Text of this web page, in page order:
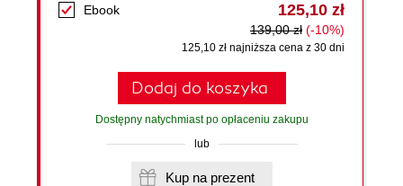
Ebook 125,10 zł
139,00 zł (-10%)
125,10 zł najniższa cena z 30 dni
Dodaj do koszyka
Dostępny natychmiast po opłaceniu zakupu
lub
Kup na prezent